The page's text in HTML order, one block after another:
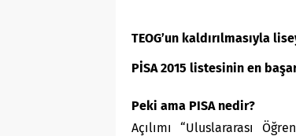
TEOG’un kaldırılmasıyla
PİSA 2015 listesinin en
Peki ama PISA nedir?
Açılımı “Uluslararası